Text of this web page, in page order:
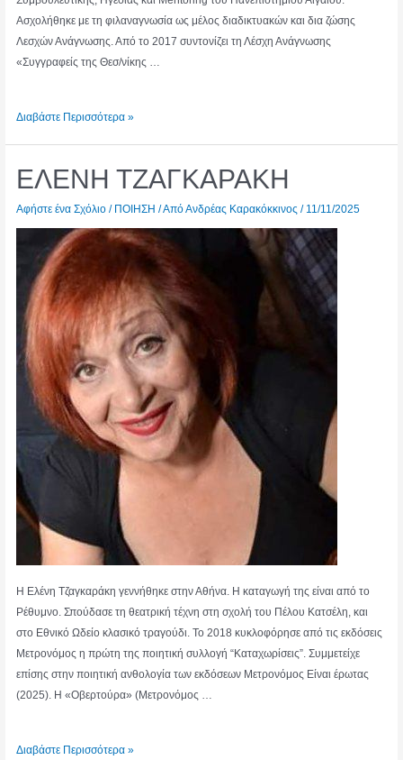
Ασχολήθηκε με τη φιλαναγνωσία ως μέλος διαδικτυακών και δια ζώσης
Λεσχών Ανάγνωσης. Από το 2017 συντονίζει τη Λέσχη Ανάγνωσης
«Συγγραφείς της Θεσ/νίκης …
ΦΩΤΕΙΝΗ
Διαβάστε Περισσότερα »
ΕΛΕΝΗ ΤΖΑΓΚΑΡΑΚΗ
Αφήστε ένα Σχόλιο / ΠΟΙΗΣΗ / ΑπόΑνδρέας Καρακόκκινος / 11/11/2025
Η Ελένη Τζαγκαράκη γεννήθηκε στην Αθήνα. Η καταγωγή της είναι από το
Ρέθυμνο. Σπούδασε τη θεατρική τέχνη στη σχολή του Πέλου Κατσέλη, και
στο Εθνικό Ωδείο κλασικό τραγούδι. Το 2018 κυκλοφόρησε από τις εκδόσεις
Μετρονόμος η πρώτη της ποιητική συλλογή “Καταχωρίσεις”. Συμμετείχε
επίσης στην ποιητική ανθολογία των εκδόσεων Μετρονόμος Είναι έρωτας
(2025). Η «Οβερτούρα» (Μετρονόμος …
ΕΛΕΝΗ
Διαβάστε Περισσότερα »